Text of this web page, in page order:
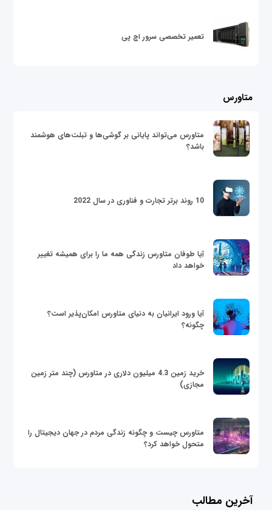
تعمیر تخصصی سرور اچ پی
متاورس
متاورس می‌تواند پایانی بر گوشی‌ها و تبلت‌های هوشمند
باشد؟
10 روند برتر تجارت و فناوری در سال 2022
آیا طوفان متاورس زندگی همه ما را برای همیشه تغییر
خواهد داد
آیا ورود ایرانیان به دنیای متاورس امکان‌پذیر است؟
چگونه؟
خرید زمین 4.3 میلیون دلاری در متاورس (چند متر زمین
مجازی)
متاورس چیست و چگونه زندگی مردم در جهان دیجیتال را
متحول خواهد کرد؟
آخرین مطالب